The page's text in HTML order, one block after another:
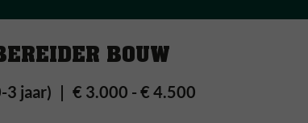
BOUW
3 jaar) € 3.000 - € 4.500